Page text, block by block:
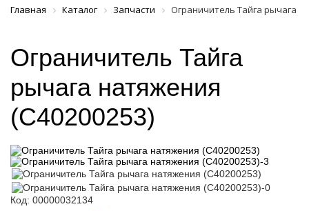
Главная Каталог Запчасти Ограничитель Тайга рычага
Ограничитель Тайга
рычага натяжения
(С40200253)
Код: 00000032134